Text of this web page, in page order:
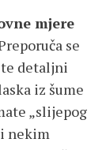
mjere
se
detaljni
iz šume
„slijepog
i nekim